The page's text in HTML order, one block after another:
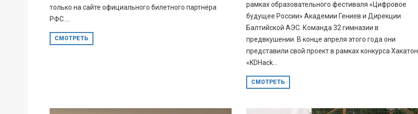
только на сайте официального билетного партнёра
РФС....
СМОТРЕТЬ
рамках образовательного фестиваля «Цифровое
будущее России» Академии Гениев и Дирекции
Балтийской АЭС. Команда 32 гимназии в
предвкушении. В конце апреля этого года они
представили свой проект в рамках конкурса Хакатон
«KDHack...
СМОТРЕТЬ